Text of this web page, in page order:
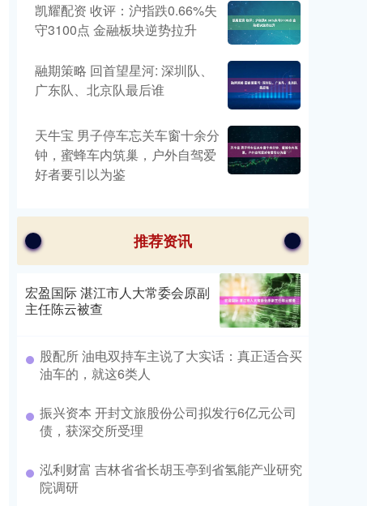
凯耀配资 收评：沪指跌0.66%失
守3100点 金融板块逆势拉升
融期策略 回首望星河: 深圳队、
广东队、北京队最后谁
天牛宝 男子停车忘关车窗十余分
钟，蜜蜂车内筑巢，户外自驾爱
好者要引以为鉴
推荐资讯
宏盈国际 湛江市人大常委会原副
主任陈云被查
股配所 油电双持车主说了大实话：真正适合买
油车的，就这6类人
振兴资本 开封文旅股份公司拟发行6亿元公司
债，获深交所受理
泓利财富 吉林省省长胡玉亭到省氢能产业研究
院调研